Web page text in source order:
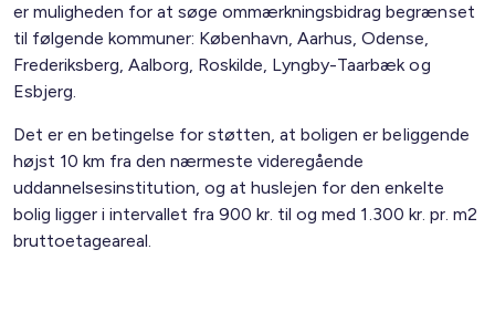
er muligheden for at søge ommærkningsbidrag begrænset
til følgende kommuner: København, Aarhus, Odense,
Frederiksberg, Aalborg, Roskilde, Lyngby-Taarbæk og
Esbjerg.
Det er en betingelse for støtten, at boligen er beliggende
højst 10 km fra den nærmeste videregående
uddannelsesinstitution, og at huslejen for den enkelte
bolig ligger i intervallet fra 900 kr. til og med 1.300 kr. pr. m2
bruttoetageareal.